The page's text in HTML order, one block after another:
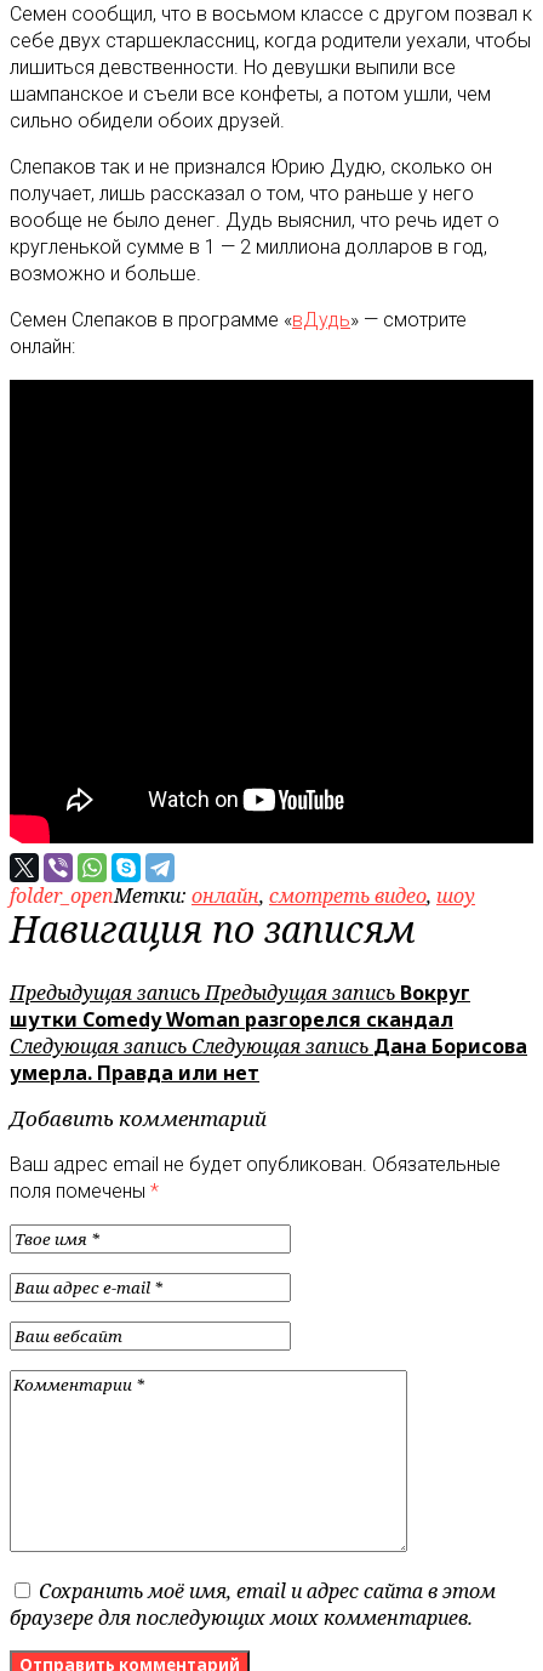
Семен сообщил, что в восьмом классе с другом позвал к
себе двух старшеклассниц, когда родители уехали, чтобы
лишиться девственности. Но девушки выпили все
шампанское и съели все конфеты, а потом ушли, чем
сильно обидели обоих друзей.
Слепаков так и не признался Юрию Дудю, сколько он
получает, лишь рассказал о том, что раньше у него
вообще не было денег. Дудь выяснил, что речь идет о
кругленькой сумме в 1 — 2 миллиона долларов в год,
возможно и больше.
Семен Слепаков в программе «вДудь» — смотрите
онлайн:
folder_openМетки: онлайн, смотреть видео, шоу
Навигация по записям
Предыдущая записьПредыдущая запись Вокруг
шутки Comedy Woman разгорелся скандал
Следующая запись Следующая запись Дана Борисова
умерла. Правда или нет
Добавить комментарий
Ваш адрес email не будет опубликован. Обязательные
поля помечены *
Сохранить моё имя, email и адрес сайта в этом
браузере для последующих моих комментариев.